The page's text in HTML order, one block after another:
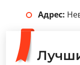
Адрес: